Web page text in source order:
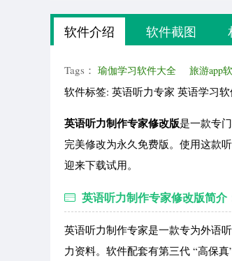
软件介绍 软件截图
Tags： 瑜伽学习软件大全 旅游app
软件标签: 英语听力专家 英语学习
英语听力制作专家修改版是一款专
完美修改为永久免费版。使用这款
迎来下载试用。
英语听力制作专家修改版简介
英语听力制作专家是一款专为外语
力资料。软件配套有第三代 “高保